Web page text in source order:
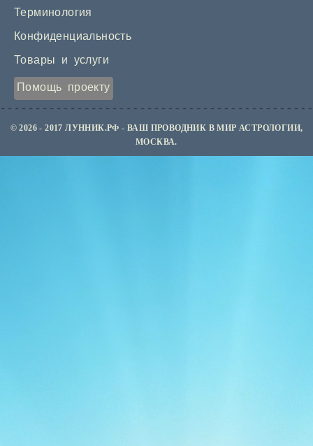
Терминология
Конфиденциальность
Товары и услуги
Помощь проекту
© 2026 - 2017 ЛУННИК.РФ - ВАШ ПРОВОДНИК В МИР АСТРОЛОГИИ,
МОСКВА.